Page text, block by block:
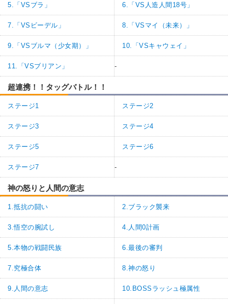
5.「VSブラ」 6.「VS人造人間18号」
7.「VSビーデル」 8.「VSマイ（未来）」
9.「VSブルマ（少女期）」 10.「VSキャウェイ」
11.「VSブリアン」 -
超連携！！タッグバトル！！
ステージ1 ステージ2
ステージ3 ステージ4
ステージ5 ステージ6
ステージ7 -
神の怒りと人間の意志
1.抵抗の闘い 2.ブラック襲来
3.悟空の腕試し 4.人間0計画
5.本物の戦闘民族 6.最後の審判
7.究極合体 8.神の怒り
9.人間の意志 10.BOSSラッシュ極属性